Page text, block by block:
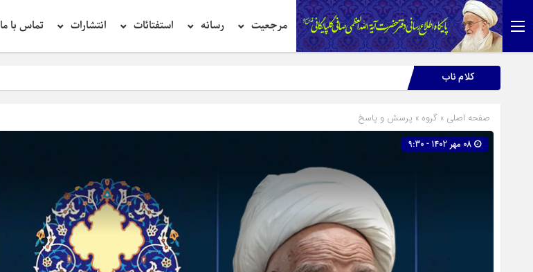
مرجعیت رسانه استفتائات انتشارات تماس با ما
کلام ناب
صفحه اصلی » گروه » پرسش و پاسخ